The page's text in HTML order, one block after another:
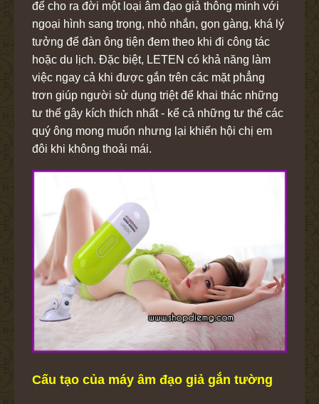
để cho ra đời một loại âm đạo giả thông minh với
ngoại hình sang trọng, nhỏ nhắn, gọn gàng, khá lý
tưởng để đàn ông tiện đem theo khi đi công tác
hoặc du lịch. Đặc biệt, LETEN có khả năng làm
việc ngay cả khi được gắn trên các mặt phẳng
trơn giúp người sử dụng triệt để khai thác những
tư thế gây kích thích nhất - kể cả những tư thế các
quý ông mong muốn nhưng lại khiến hội chị em
đôi khi không thoải mái.
Cấu tạo của máy âm đạo giả gắn tường